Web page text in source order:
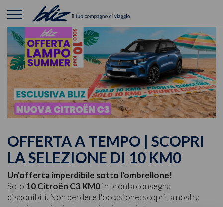
OFFERTA A TEMPO | SCOPRI
LA SELEZIONE DI 10 KM0
Un'offerta imperdibile sotto l'ombrellone!
Solo 10Citroën C3 KM0in pronta consegna
disponibili. Non perdere l'occasione: scopri la nostra